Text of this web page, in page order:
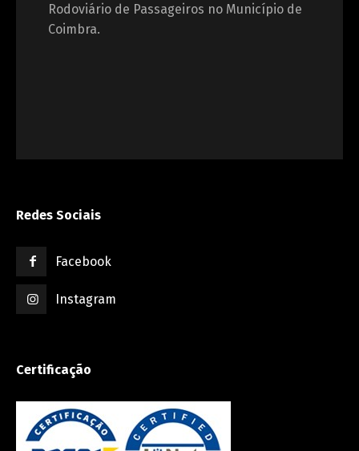
Rodoviário de Passageiros no Município de
Coimbra.
Redes Sociais
Facebook
Instagram
Certificação